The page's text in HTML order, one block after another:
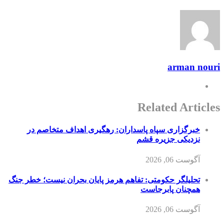
arman nouri
Related Articles
خبرگزاری سپاه پاسداران: رهگیری اهداف متخاصم در
نزدیکی جزیره قشم
آگوست 06, 2026
تحلیلگر حکومتی: تفاهم هرمز پایان بحران نیست؛ خطر جنگ
همچنان پابرجاست
آگوست 06, 2026